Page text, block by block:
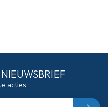
acties